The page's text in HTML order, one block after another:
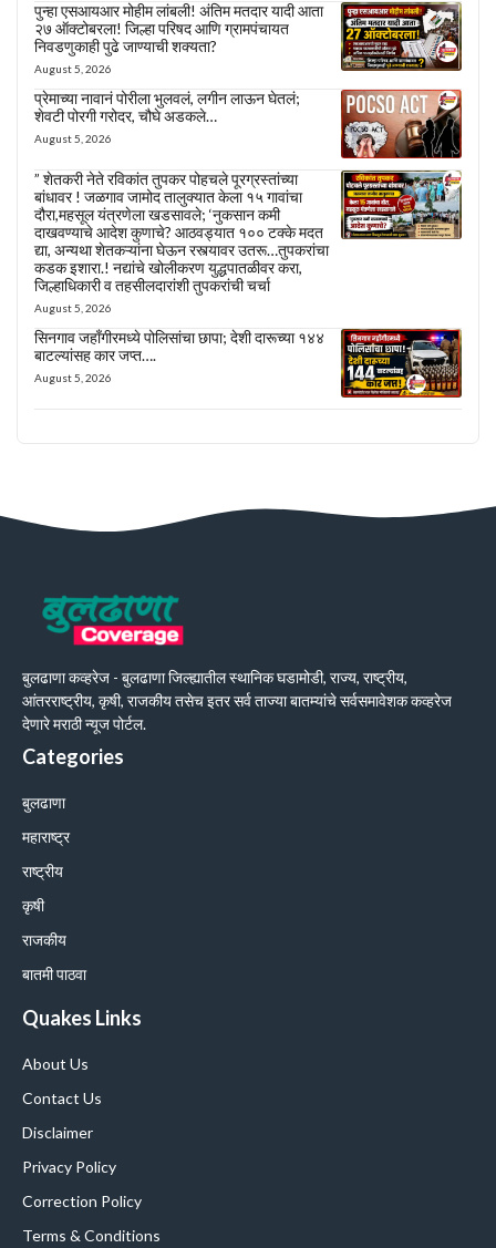
पुन्हा एसआयआर मोहीम लांबली! अंतिम मतदार यादी आता
२७ ऑक्टोबरला! जिल्हा परिषद आणि ग्रामपंचायत
निवडणुकाही पुढे जाण्याची शक्यता?
August 5, 2026
प्रेमाच्या नावानं पोरीला भुलवलं, लगीन लाऊन घेतलं;
शेवटी पोरगी गरोदर, चौघे अडकले…
August 5, 2026
” शेतकरी नेते रविकांत तुपकर पोहचले पूरग्रस्तांच्या
बांधावर ! जळगाव जामोद तालुक्यात केला १५ गावांचा
दौरा,महसूल यंत्रणेला खडसावले; ‘नुकसान कमी
दाखवण्याचे आदेश कुणाचे? आठवड्यात १०० टक्के मदत
द्या, अन्यथा शेतकऱ्यांना घेऊन रस्त्यावर उतरू…तुपकरांचा
कडक इशारा.! नद्यांचे खोलीकरण युद्धपातळीवर करा,
जिल्हाधिकारी व तहसीलदारांशी तुपकरांची चर्चा
August 5, 2026
सिनगाव जहाँगीरमध्ये पोलिसांचा छापा; देशी दारूच्या १४४
बाटल्यांसह कार जप्त….
August 5, 2026
बुलढाणा कव्हरेज - बुलढाणा जिल्ह्यातील स्थानिक घडामोडी, राज्य, राष्ट्रीय,
आंतरराष्ट्रीय, कृषी, राजकीय तसेच इतर सर्व ताज्या बातम्यांचे सर्वसमावेशक कव्हरेज
देणारे मराठी न्यूज पोर्टल.
Categories
बुलढाणा
महाराष्ट्र
राष्ट्रीय
कृषी
राजकीय
बातमी पाठवा
Quakes Links
About Us
Contact Us
Disclaimer
Privacy Policy
Correction Policy
Terms & Conditions